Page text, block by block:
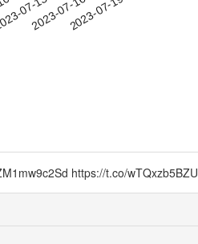
07-13
2023-07-162023-07-19
https://t.co/wTQxzb5BZU